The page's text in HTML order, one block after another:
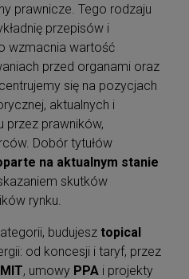
prawnicze. Tego rodzaju
przepisów i
wzmacnia wartość
przed organami oraz
się na pozycjach
aktualnych i
przez prawników,
Dobór tytułów
na aktualnym stanie
skutków
rynku.
budujesz topical
od koncesji i taryf, przez
, umowy PPA i projekty